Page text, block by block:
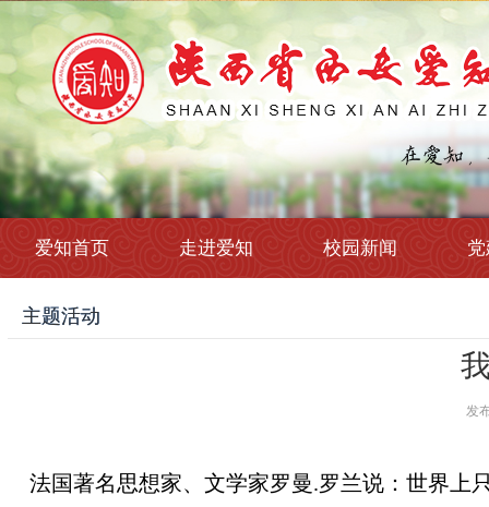
爱知首页 走进爱知 校园新闻
主题活动
发
法国著名思想家、文学家罗曼.罗兰说：世界上